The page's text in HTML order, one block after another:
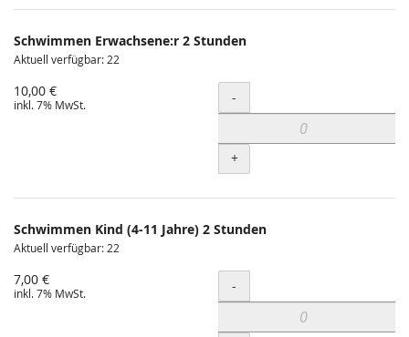
Schwimmen Erwachsene:r 2 Stunden
Aktuell verfügbar: 22
10,00 €
inkl. 7% MwSt. Menge
-
+
Schwimmen Kind (4-11 Jahre) 2 Stunden
Aktuell verfügbar: 22
7,00 €
inkl. 7% MwSt. Menge
-